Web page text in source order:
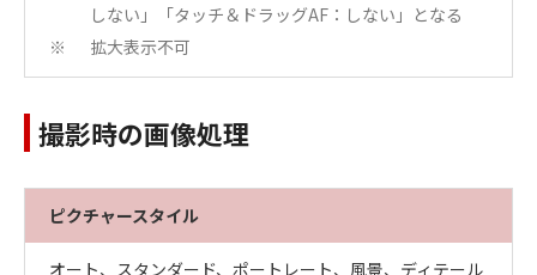
しない」「タッチ＆ドラッグAF：しない」となる
※ 拡大表示不可
撮影時の画像処理
ピクチャースタイル
オート、スタンダード、ポートレート、風景、ディテール